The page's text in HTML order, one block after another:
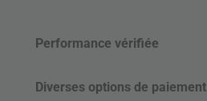
Performance vérifiée
Diverses options de paiement